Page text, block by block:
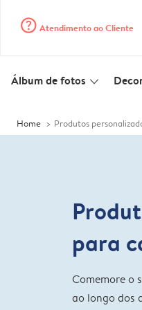
question_mark_circle Atendimento ao Cliente
Álbum de fotos slim_arrow_down
Home Produtos
para
Comemore o
ao longo dos